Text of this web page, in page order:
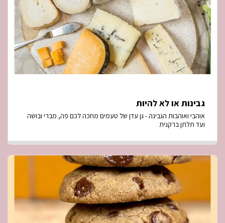
גבינות או לא להיות
אוהבי ואוהבות הגבינה - גן עדן של טעמים מחכה לכם פה, מברי ובושה
ועד תלתן ברקנית